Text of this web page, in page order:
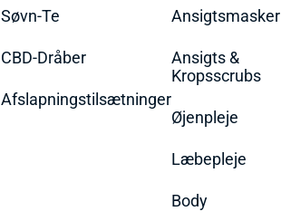
Søvn-Te
CBD-Dråber
Afslapningstilsætninger
Ansigtsmasker
Ansigts &
Kropsscrubs
Øjenpleje
Læbepleje
Body